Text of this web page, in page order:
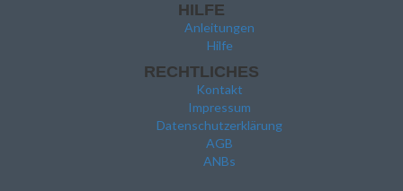
HILFE
Anleitungen
Hilfe
RECHTLICHES
Kontakt
Impressum
Datenschutzerklärung
AGB
ANBs